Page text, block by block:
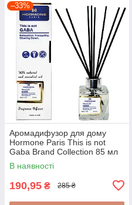
–33%
Аромадифузор для дому
Hormone Paris This is not
Gaba Brand Collection 85 мл
В наявності
190,95 ₴ 285 ₴